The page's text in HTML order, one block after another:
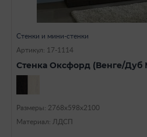
Стенки и мини-стенки
Артикул: 17-1114
Стенка Оксфорд (Венге/Дуб
Размеры: 2768x598х2100
Материал: ЛДСП